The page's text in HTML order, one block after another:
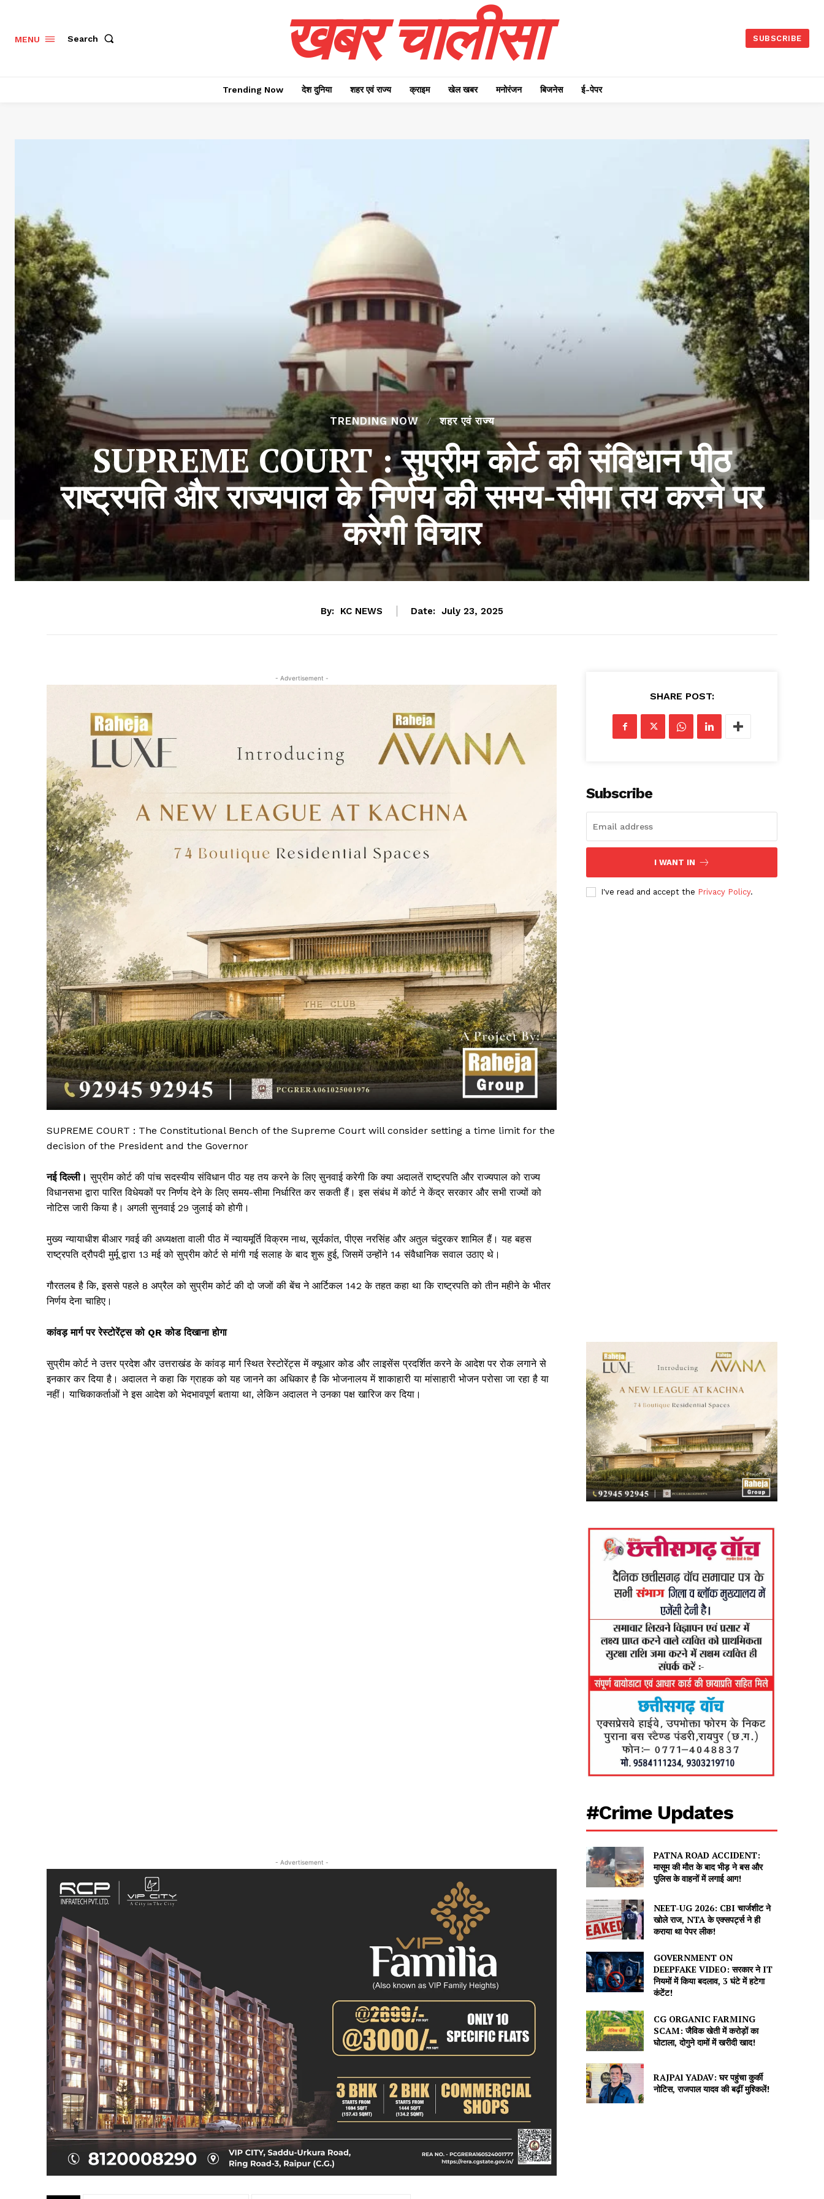
सिर्फ सच !!!
Khabarchalisa News
शहर एवं राज्य
क्राइम
खेल खबर
MENU Search खबर चालीसा SUBSCRIBE
Trending Now देश दुनिया शहर एवं राज्य क्राइम खेल खबर मनोरंजन बिजनेस ई-पेपर
TRENDING NOW शहर एवं राज्य
SUPREME COURT : सुप्रीम कोर्ट की संविधान पीठ
राष्ट्रपति और राज्यपाल के निर्णय की समय-सीमा तय करने पर
करेगी विचार
By: KC NEWS Date: July 23, 2025
- Advertisement -
SUPREME COURT : The Constitutional Bench of the Supreme Court will consider setting a time limit for the
decision of the President and the Governor
नई दिल्ली। सुप्रीम कोर्ट की पांच सदस्यीय संविधान पीठ यह तय करने के लिए सुनवाई करेगी कि क्या अदालतें राष्ट्रपति और राज्यपाल को राज्य
विधानसभा द्वारा पारित विधेयकों पर निर्णय देने के लिए समय-सीमा निर्धारित कर सकती हैं। इस संबंध में कोर्ट ने केंद्र सरकार और सभी राज्यों को
नोटिस जारी किया है। अगली सुनवाई 29 जुलाई को होगी।
मुख्य न्यायाधीश बीआर गवई की अध्यक्षता वाली पीठ में न्यायमूर्ति विक्रम नाथ, सूर्यकांत, पीएस नरसिंह और अतुल चंदुरकर शामिल हैं। यह बहस
राष्ट्रपति द्रौपदी मुर्मू द्वारा 13 मई को सुप्रीम कोर्ट से मांगी गई सलाह के बाद शुरू हुई, जिसमें उन्होंने 14 संवैधानिक सवाल उठाए थे।
गौरतलब है कि, इससे पहले 8 अप्रैल को सुप्रीम कोर्ट की दो जजों की बेंच ने आर्टिकल 142 के तहत कहा था कि राष्ट्रपति को तीन महीने के भीतर
निर्णय देना चाहिए।
कांवड़ मार्ग पर रेस्टोरेंट्स को QR कोड दिखाना होगा
सुप्रीम कोर्ट ने उत्तर प्रदेश और उत्तराखंड के कांवड़ मार्ग स्थित रेस्टोरेंट्स में क्यूआर कोड और लाइसेंस प्रदर्शित करने के आदेश पर रोक लगाने से
इनकार कर दिया है। अदालत ने कहा कि ग्राहक को यह जानने का अधिकार है कि भोजनालय में शाकाहारी या मांसाहारी भोजन परोसा जा रहा है या
नहीं। याचिकाकर्ताओं ने इस आदेश को भेदभावपूर्ण बताया था, लेकिन अदालत ने उनका पक्ष खारिज कर दिया।
- Advertisement -
SHARE POST:
Subscribe
I WANT IN
I've read and accept the Privacy Policy.
#Crime Updates
PATNA ROAD ACCIDENT:
मासूम की मौत के बाद भीड़ ने बस और
पुलिस के वाहनों में लगाई आग!
NEET-UG 2026: CBI चार्जशीट ने
खोले राज, NTA के एक्सपर्ट्स ने ही
कराया था पेपर लीक!
GOVERNMENT ON
DEEPFAKE VIDEO: सरकार ने IT
नियमों में किया बदलाव, 3 घंटे में हटेगा
कंटेंट!
CG ORGANIC FARMING
SCAM: जैविक खेती में करोड़ों का
घोटाला, दोगुने दामों में खरीदी खाद!
RAJPAl YADAV: घर पहुंचा कुर्की
नोटिस, राजपाल यादव की बढ़ीं मुश्किलें!